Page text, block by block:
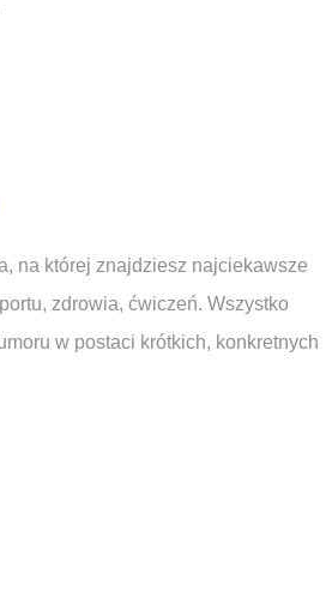
na której znajdziesz najciekawsze
zdrowia, ćwiczeń. Wszystko
w postaci krótkich, konkretnych